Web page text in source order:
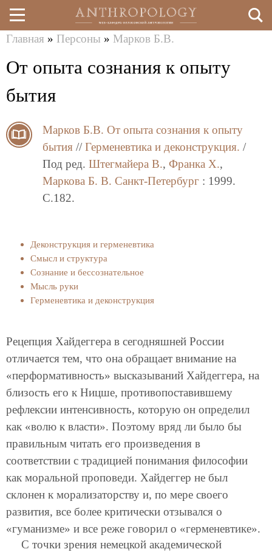
Перейти
к
здесь
Главная » Персоны » Марков Б.В.
От опыта сознания к опыту
бытия
Марков Б.В. От опыта сознания к опыту
бытия // Герменевтика и деконструкция. /
Под ред. Штегмайера В., Франка Х.,
Маркова Б. В. Санкт-Петербург : 1999.
C.182.
Деконструкция и герменевтика
Смысл и структура
Сознание и бессознательное
Мысль руки
Герменевтика и деконструкция
Рецепция Хайдеггера в сегодняшней России
отличается тем, что она обращает внимание на
«перформативность» высказываний Хайдеггера, на
близость его к Ницше, противопоставившему
рефлексии интенсивность, которую он определил
как «волю к власти». Поэтому вряд ли было бы
правильным читать его произведения в
соответствии с традицией понимания философии
как моральной проповеди. Хайдеггер не был
склонен к морализаторству и, по мере своего
развития, все более критически отзывался о
«гуманизме» и все реже говорил о «герменевтике».
С точки зрения немецкой академической